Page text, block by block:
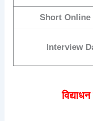
Short Online
Interview